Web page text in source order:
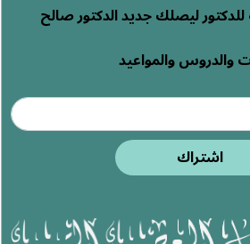
للدكتور ليصلك جديد الدكتور صالح
والمواعيد
اشتراك